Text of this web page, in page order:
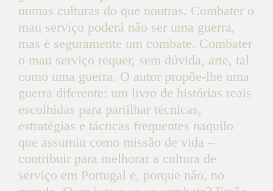
numas culturas do que noutras. Combater o
mau serviço poderá não ser uma guerra,
mas é seguramente um combate. Combater
o mau serviço requer, sem dúvida, arte, tal
como uma guerra. O autor propõe-lhe uma
guerra diferente: um livro de histórias reais
escolhidas para partilhar técnicas,
estratégias e tácticas frequentes naquilo
que assumiu como missão de vida –
contribuir para melhorar a cultura de
serviço em Portugal e, porque não, no